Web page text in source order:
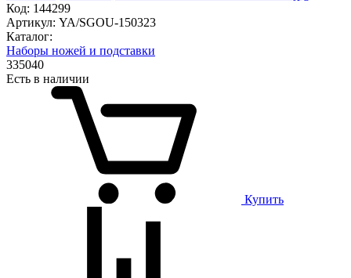
Код: 144299
Артикул: YA/SGOU-150323
Каталог:
Наборы ножей и подставки
335040
Есть в наличии
Купить